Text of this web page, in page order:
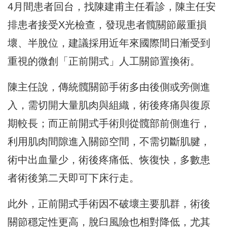
4月間患者回台，找陳建甫主任看診，陳主任安
排患者接受X光檢查，發現患者髖關節嚴重損
壞、半脫位，建議採用近年來國際間日漸受到
重視的微創「正前開式」人工關節置換術。
陳主任說，傳統髖關節手術多由後側或旁側進
入，需切開大量肌肉與組織，術後疼痛與復原
期較長；而正前開式手術則從髖部前側進行，
利用肌肉間隙進入關節空間，不需切斷肌腱，
術中出血量少，術後疼痛低、恢復快，多數患
者術後第二天即可下床行走。
此外，正前開式手術因不破壞主要肌群，術後
關節穩定性更高，脫臼風險也相對降低，尤其